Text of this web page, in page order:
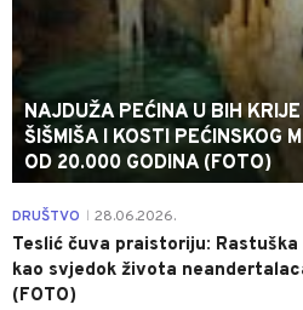
NAJDUŽA PEĆINA U BIH
ŠIŠMIŠA I KOSTI PEĆINSKOG
OD 20.000 GODINA (FOTO)
DRUŠTVO 28.06.2026.
Teslić čuva praistoriju: Rastuška
kao svjedok života
(FOTO)